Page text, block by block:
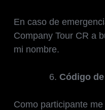
En caso de
Company Tour CR a
mi nombre.
Código
Como participante